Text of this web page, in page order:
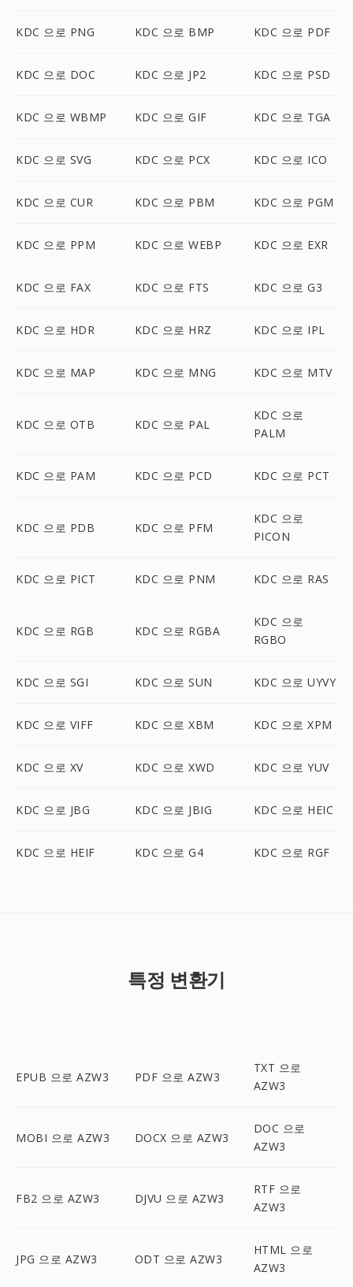
KDC 으로 PNG KDC 으로 BMP KDC 으로 PDF
KDC 으로 DOC KDC 으로 JP2 KDC 으로 PSD
KDC 으로 WBMP KDC 으로 GIF KDC 으로 TGA
KDC 으로 SVG KDC 으로 PCX KDC 으로 ICO
KDC 으로 CUR KDC 으로 PBM KDC 으로 PGM
KDC 으로 PPM KDC 으로 WEBP KDC 으로 EXR
KDC 으로 FAX KDC 으로 FTS KDC 으로 G3
KDC 으로 HDR KDC 으로 HRZ KDC 으로 IPL
KDC 으로 MAP KDC 으로 MNG KDC 으로 MTV
KDC 으로 OTB KDC 으로 PAL
KDC 으로
PALM
KDC 으로 PAM KDC 으로 PCD KDC 으로 PCT
KDC 으로 PDB KDC 으로 PFM
KDC 으로
PICON
KDC 으로 PICT KDC 으로 PNM KDC 으로 RAS
KDC 으로 RGB KDC 으로 RGBA
KDC 으로
RGBO
KDC 으로 SGI KDC 으로 SUN KDC 으로 UYVY
KDC 으로 VIFF KDC 으로 XBM KDC 으로 XPM
KDC 으로 XV KDC 으로 XWD KDC 으로 YUV
KDC 으로 JBG KDC 으로 JBIG KDC 으로 HEIC
KDC 으로 HEIF KDC 으로 G4 KDC 으로 RGF
특정 변환기
EPUB 으로 AZW3 PDF 으로 AZW3
TXT 으로
AZW3
MOBI 으로 AZW3 DOCX 으로 AZW3
DOC 으로
AZW3
FB2 으로 AZW3 DJVU 으로 AZW3
RTF 으로
AZW3
JPG 으로 AZW3 ODT 으로 AZW3
HTML 으로
AZW3